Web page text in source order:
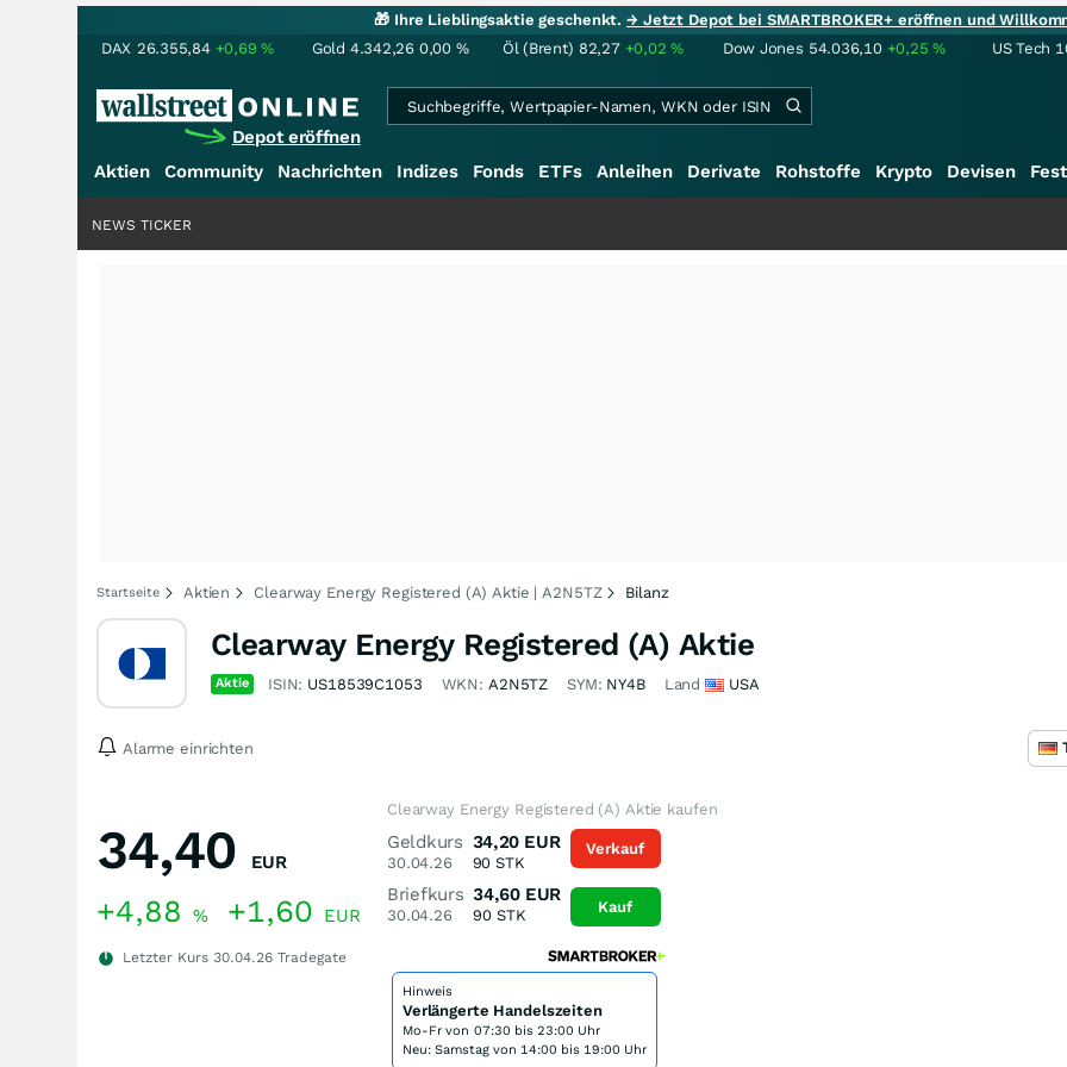
🎁 Ihre Lieblingsaktie geschenkt.→ Jetzt Depot bei SMARTBROKER+ eröffnen und
DAX 26.355,84 +0,69% Gold 4.342,26 0,00 % Öl (Brent) 82,27 +0,02% Dow Jones 54.036,10 +0,25% US Tech
Depot eröffnen
Aktien Community Nachrichten Indizes Fonds ETFs Anleihen Derivate Rohstoffe Krypto Devisen
NEWS TICKER
Startseite Aktien Clearway Energy Registered (A) Aktie | A2N5TZ Bilanz
Clearway Energy Registered (A) Aktie
Aktie ISIN: US18539C1053 WKN: A2N5TZ SYM: NY4B Land USA
Alarme einrichten
34,40 EUR
+4,88 % +1,60 EUR
Letzter Kurs 30.04.26 Tradegate
Clearway Energy Registered (A) Aktie kaufen
Geldkurs
30.04.26
34,20 EUR
90 STK
Briefkurs
30.04.26
34,60 EUR
90 STK
Verkauf
Kauf
Hinweis
Verlängerte Handelszeiten
Mo-Fr von 07:30 bis 23:00 Uhr
Neu: Samstag von 14:00 bis 19:00 Uhr